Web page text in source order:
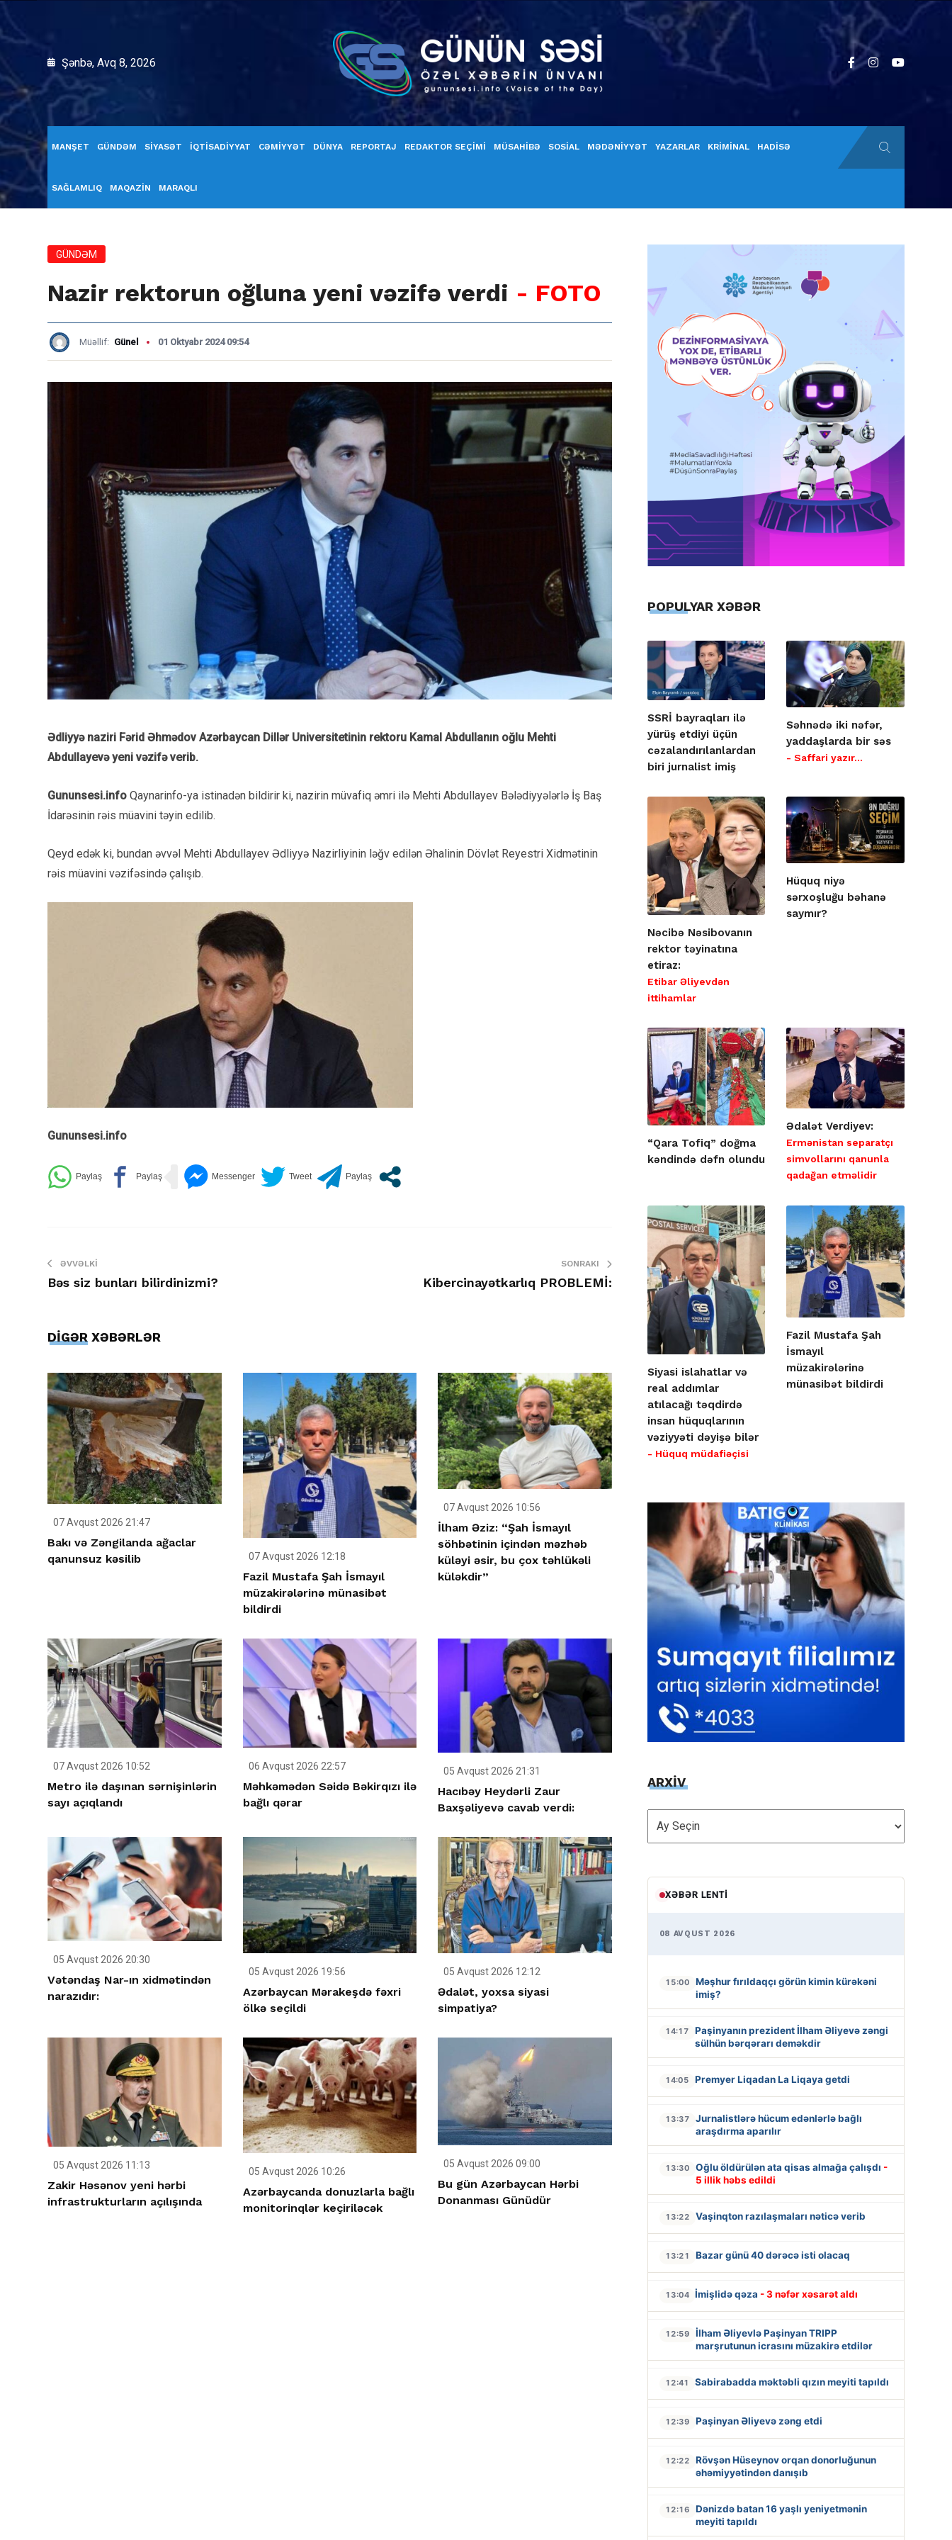
Şənbə, Avq 8, 2026
MANŞET GÜNDƏM SİYASƏT İQTİSADİYYAT CƏMİYYƏT DÜNYA REPORTAJ REDAKTOR SEÇİMİ MÜSAHİBƏ SOSİAL MƏDƏNİYYƏT YAZARLAR KRİMİNAL HADİSƏ
SAĞLAMLIQ MAQAZİN MARAQLI
GÜNDƏM
Nazir rektorun oğluna yeni vəzifə verdi - FOTO
Müəllif: Günel 01 Oktyabr 2024 09:54
Ədliyyə naziri Fərid Əhmədov Azərbaycan Dillər Universitetinin rektoru Kamal Abdullanın oğlu Mehti
Abdullayevə yeni vəzifə verib.
Gununsesi.info Qaynarinfo-ya istinadən bildirir ki, nazirin müvafiq əmri ilə Mehti Abdullayev Bələdiyyələrlə İş Baş
İdarəsinin rəis müavini təyin edilib.
Qeyd edək ki, bundan əvvəl Mehti Abdullayev Ədliyyə Nazirliyinin ləğv edilən Əhalinin Dövlət Reyestri Xidmətinin
rəis müavini vəzifəsində çalışıb.
Gununsesi.info
ƏVVƏLKI
Bəs siz bunları bilirdinizmi?
SONRAKI
Kibercinayətkarlıq PROBLEMİ:
DİGƏR XƏBƏRLƏR
07 Avqust 2026 21:47
Bakı və Zəngilanda ağaclar
qanunsuz kəsilib
07 Avqust 2026 12:18
Fazil Mustafa Şah İsmayıl
müzakirələrinə münasibət
bildirdi
07 Avqust 2026 10:56
İlham Əziz: “Şah İsmayıl
söhbətinin içindən məzhəb
küləyi əsir, bu çox təhlükəli
küləkdir”
07 Avqust 2026 10:52
Metro ilə daşınan sərnişinlərin
sayı açıqlandı
06 Avqust 2026 22:57
Məhkəmədən Səidə Bəkirqızı ilə
bağlı qərar
05 Avqust 2026 21:31
Hacıbəy Heydərli Zaur
Baxşəliyevə cavab verdi:
05 Avqust 2026 20:30
Vətəndaş Nar-ın xidmətindən
narazıdır:
05 Avqust 2026 19:56
Azərbaycan Mərakeşdə fəxri
ölkə seçildi
05 Avqust 2026 12:12
Ədalət, yoxsa siyasi
simpatiya?
05 Avqust 2026 11:13
Zakir Həsənov yeni hərbi
infrastrukturların açılışında
05 Avqust 2026 10:26
Azərbaycanda donuzlarla bağlı
monitorinqlər keçiriləcək
05 Avqust 2026 09:00
Bu gün Azərbaycan Hərbi
Donanması Günüdür
POPULYAR XƏBƏR
SSRİ bayraqları ilə
yürüş etdiyi üçün
cəzalandırılanlardan
biri jurnalist imiş
Səhnədə iki nəfər,
yaddaşlarda bir səs
- Saffari yazır…
Nəcibə Nəsibovanın
rektor təyinatına
etiraz:
Etibar Əliyevdən
ittihamlar
Hüquq niyə
sərxoşluğu bəhanə
saymır?
“Qara Tofiq” doğma
kəndində dəfn olundu
Ədalət Verdiyev:
Ermənistan separatçı
simvollarını qanunla
qadağan etməlidir
Siyasi islahatlar və
real addımlar
atılacağı təqdirdə
insan hüquqlarının
vəziyyəti dəyişə bilər
- Hüquq müdafiəçisi
Fazil Mustafa Şah
İsmayıl
müzakirələrinə
münasibət bildirdi
ARXİV
ARXİV
XƏBƏR LENTI
08 AVQUST 2026
15:00
Məşhur fırıldaqçı görün kimin kürəkəni
imiş?
14:17
Paşinyanın prezident İlham Əliyevə zəngi
sülhün bərqərarı deməkdir
14:05 Premyer Liqadan La Liqaya getdi
13:37
Jurnalistlərə hücum edənlərlə bağlı
araşdırma aparılır
13:30 Oğlu öldürülən ata qisas almağa çalışdı -
5 illik həbs edildi
13:22 Vaşinqton razılaşmaları nəticə verib
13:21 Bazar günü 40 dərəcə isti olacaq
13:04 İmişlidə qəza - 3 nəfər xəsarət aldı
12:59
İlham Əliyevlə Paşinyan TRIPP
marşrutunun icrasını müzakirə etdilər
12:41 Sabirabadda məktəbli qızın meyiti tapıldı
12:39 Paşinyan Əliyevə zəng etdi
12:22
Rövşən Hüseynov orqan donorluğunun
əhəmiyyətindən danışıb
12:16
Dənizdə batan 16 yaşlı yeniyetmənin
meyiti tapıldı